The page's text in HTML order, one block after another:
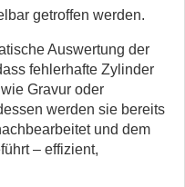
getroffen werden.
Auswertung der
fehlerhafte Zylinder
Gravur oder
werden sie bereits
und dem
– effizient,